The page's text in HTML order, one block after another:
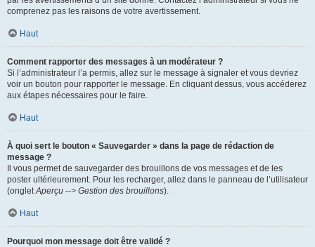
comprenez pas les raisons de votre avertissement.
Haut
Comment rapporter des messages à un modérateur ?
Si l’administrateur l’a permis, allez sur le message à signaler et vous devriez
voir un bouton pour rapporter le message. En cliquant dessus, vous accéderez
aux étapes nécessaires pour le faire.
Haut
À quoi sert le bouton « Sauvegarder » dans la page de rédaction de
message ?
Il vous permet de sauvegarder des brouillons de vos messages et de les
poster ultérieurement. Pour les recharger, allez dans le panneau de l’utilisateur
(ongletAperçu --> Gestion des brouillons).
Haut
Pourquoi mon message doit être validé ?